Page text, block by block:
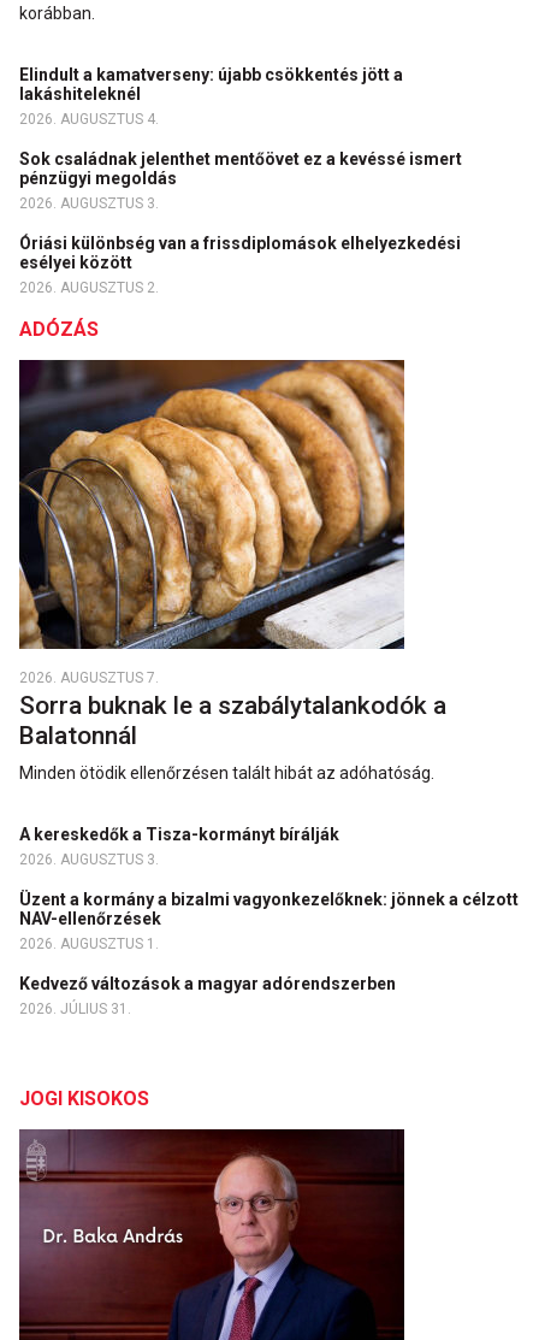
korábban.
Elindult a kamatverseny: újabb csökkentés jött a
lakáshiteleknél
2026. AUGUSZTUS 4.
Sok családnak jelenthet mentőövet ez a kevéssé ismert
pénzügyi megoldás
2026. AUGUSZTUS 3.
Óriási különbség van a frissdiplomások elhelyezkedési
esélyei között
2026. AUGUSZTUS 2.
ADÓZÁS
2026. AUGUSZTUS 7.
Sorra buknak le a szabálytalankodók a
Balatonnál
Minden ötödik ellenőrzésen talált hibát az adóhatóság.
A kereskedők a Tisza-kormányt bírálják
2026. AUGUSZTUS 3.
Üzent a kormány a bizalmi vagyonkezelőknek: jönnek a célzott
NAV-ellenőrzések
2026. AUGUSZTUS 1.
Kedvező változások a magyar adórendszerben
2026. JÚLIUS 31.
JOGI KISOKOS